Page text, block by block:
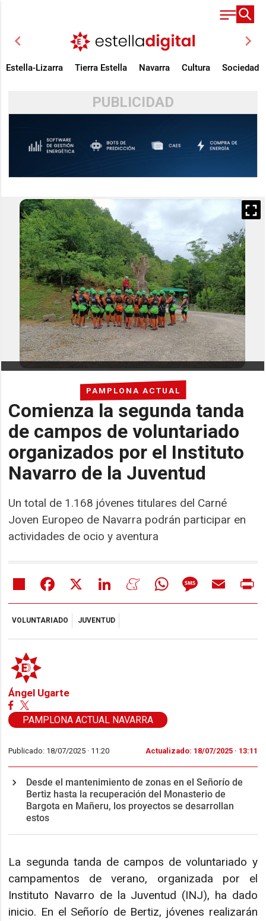
chevron_left chevron_right
Estella-Lizarra Tierra Estella Navarra Cultura Sociedad
PUBLICIDAD
PAMPLONA ACTUAL
Comienza la segunda tanda
de campos de voluntariado
organizados por el Instituto
Navarro de la Juventud
Un total de 1.168 jóvenes titulares del Carné
Joven Europeo de Navarra podrán participar en
actividades de ocio y aventura
Share Facebook LinkedIn MeneameWhatsAppMessageEmail
VOLUNTARIADO JUVENTUD
Ángel Ugarte
PAMPLONA ACTUAL NAVARRA
Publicado: 18/07/2025 · 11:20 Actualizado: 18/07/2025 · 13:11
Desde el mantenimiento de zonas en el Señorío de
Bertiz hasta la recuperación del Monasterio de
Bargota en Mañeru, los proyectos se desarrollan
estos
La segunda tanda de campos de voluntariado y
campamentos de verano, organizada por el
Instituto Navarro de la Juventud (INJ), ha dado
inicio. En el Señorío de Bertiz, jóvenes realizarán